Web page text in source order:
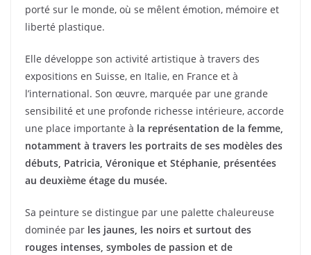
porté sur le monde, où se mêlent émotion, mémoire et
liberté plastique.
Elle développe son activité artistique à travers des
expositions en Suisse, en Italie, en France et à
l’international. Son œuvre, marquée par une grande
sensibilité et une profonde richesse intérieure, accorde
une place importante à la représentation de la femme,
notamment à travers les portraits de ses modèles des
débuts, Patricia, Véronique et Stéphanie, présentées
au deuxième étage du musée.
Sa peinture se distingue par une palette chaleureuse
dominée par les jaunes, les noirs et surtout des
rouges intenses, symboles de passion et de